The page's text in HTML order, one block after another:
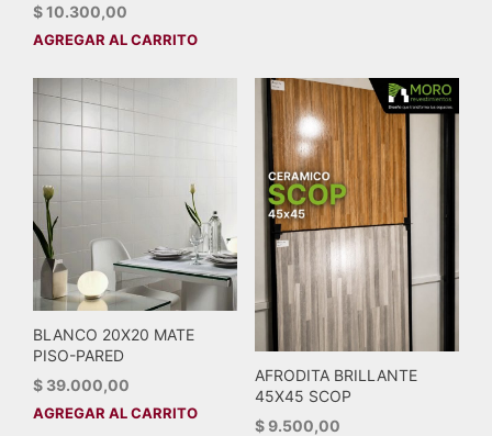
$10.300,00
AGREGAR AL CARRITO
BLANCO 20X20 MATE
PISO-PARED
$ 39.000,00
AGREGAR AL CARRITO
AFRODITA BRILLANTE
45X45 SCOP
$9.500,00